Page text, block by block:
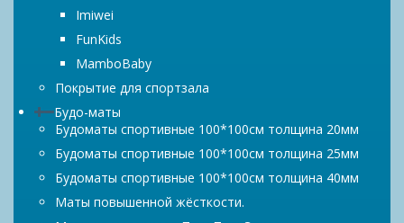
Imiwei
FunKids
MamboBaby
Покрытие для спортзала
Будо-маты
Будоматы спортивные 100*100см толщина 20мм
Будоматы спортивные 100*100см толщина 25мм
Будоматы спортивные 100*100см толщина 40мм
Маты повышенной жёсткости.